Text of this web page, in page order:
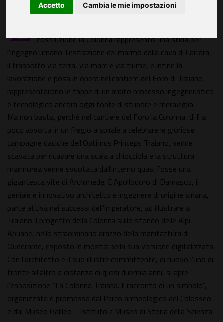
Accetto Cambia le mie impostazioni
L a Colonna di Traiano veniva inaugurata il 12 maggio
costruzione la Colonna rappresentò una sfida per
l'ingegno umano: l'estrazione del marmo dalla cava di Carrara,
il trasporto via terra, via mare e via fiume, e infine la
lavorazione e posa in opera nel cantiere del Foro di Traiano
rappresentarono le tappe di un ardito processo ingegneristico
e tecnologico ancora oggi fonte di stupore e meraviglia.
Ma non basta, perché nel cantiere del Foro la Colonna, di lì a
poco avvolta in un fregio a spirale a celebrare le gloriose
campagne daciche dell'Optimus Princeps Traiano, venne
scavata per ricavare una scala a chiocciola e la struttura
marmorea venne svuotata dall'interno quasi fosse una
gigantesca vite di Archimede. È Apollodoro di Damasco, il
geniale e innovativo architetto e ingegnere di origine siriana,
parte attiva nei successi dell'imperatore, ad illustrare a
Traiano il progetto della Colonna sullo sfondo delle Alpi
Apuane, nello straordinario arazzo della manifattura di
Ouderarde, esposto in mostra nella sua versione digitalizzata.
Con l'architetto e il suo illustre committente, di nuovo l'uno di
fronte all'altro a distanza di quasi duemila anni, si apre
l'esposizione "La Colonna Traiana. Il racconto di un simbolo",
organizzata e promossa dal Parco archeologico del Colosseo
e dal Museo Galileo – Istituto e Museo di Storia della Scienza